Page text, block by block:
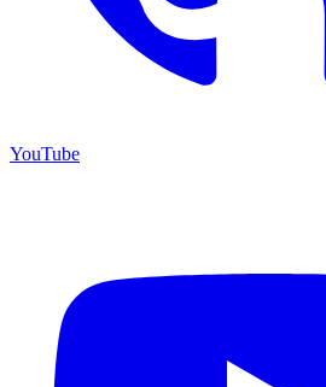
YouTube